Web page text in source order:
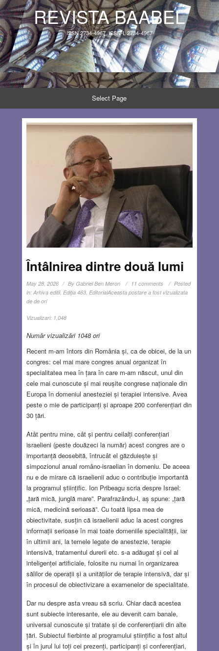
REVISTA BAABEL
ISSN 2734-4967, ISSN-L 2734-4967
Select Page
Întâlnirea dintre două lumi
May 28, 2026 By Gabriel Ben Meron 11 comments
Posted
in: Arhiva editii, Ediţia 463, EditorialAceasta postare a fost vizualizata
de de ori
Vizualizari: 1,048
Număr vizualizări 1048 ori
Recent m-am întors din România și, ca de obicei, de la un
congres: cel mai mare congres anual organizat în
specialitatea mea în țara în care m-am născut, unul din
cele mai cunoscute și mai reușite congrese naționale din
Europa în domeniul anesteziei și terapiei intensive. Avea
peste o mie de participanți și aproape 200 conferențiari din
30 țări.
Atât pentru mine, cât și pentru ceilalți conferențiari
israelieni (peste douăzeci la număr) acest congres are o
importanță deosebită, întrucât el găzduiește și
simpozionul anual româno-israelian în domeniu. De aceea
nu e de mirare că israelienii aduc o contribuție importantă
la programul științific. Ion Pribeagu scria despre Israel:
„țară mică, junglă mare”. Parafrazându-l, aș spune: „țară
mică, medicină serioasă”. Cu toată lipsa mea de
obiectivitate, susțin că israelienii aduc la acest congres
informații serioase în mai toate domeniile specialității, iar
în ultimii ani, la temele legate de anestezie, terapie
intensivă, tratamentul durerii etc. s-a adăugat și cel al
inteligenței artificiale, folosite nu numai în organizarea
sălilor de operații și a unităților de terapie intensivă, dar și
în procesul de obiectivizare a examenelor de specialitate.
Dar nu despre asta vreau să scriu. Chiar dacă acestea
sunt subiecte interesante, ele au devenit cam banale,
universal cunoscute și tratate și de conferențiarii din alte
țări. Subiectul fierbinte al programului științific a fost altul
și în jurul lui toți cei prezenți, participanți și conferențiari,